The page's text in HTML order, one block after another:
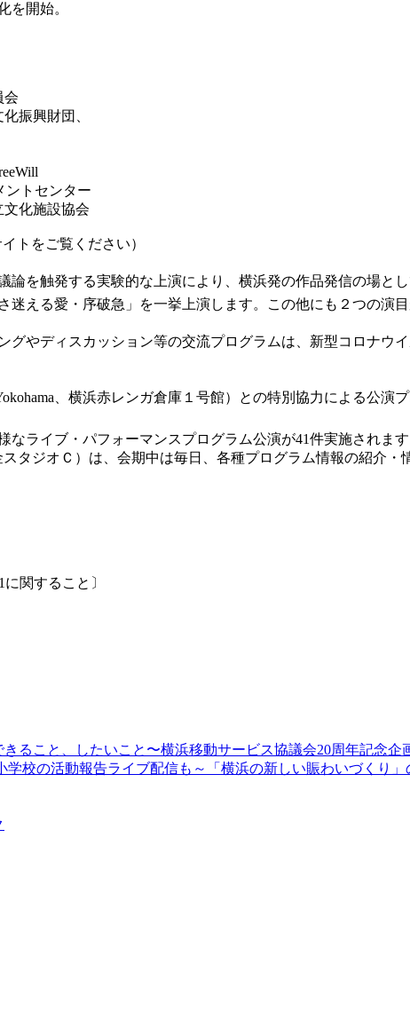
を開始。
会
振興財団、
ントセンター
化施設協会
トをご覧ください）
を触発する実験的な上演により、横浜発の作品発信の場と
迷える愛・序破急」を一挙上演します。この他にも２つの演目
やディスカッション等の交流プログラムは、新型コロナウ
、横浜赤レンガ倉庫１号館）との特別協力による公演
ライブ・パフォーマンスプログラム公演が41件実施されま
タジオＣ）は、会期中は毎日、各種プログラム情報の紹介
関すること〕
ること、したいこと〜横浜移動サービス協議会20周年記念企
学校の活動報告ライブ配信も～「横浜の新しい賑わいづくり